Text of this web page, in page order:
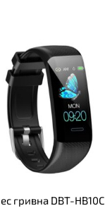
гривна DBT-HB10C